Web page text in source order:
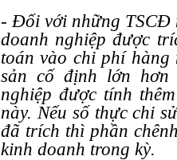
- Đối với những TSCĐ
doanh nghiệp được
toán vào chi phí hàng
sản cố định lớn
nghiệp được tính
này. Nếu số thực chi
đã trích thì phần
kinh doanh trong kỳ.